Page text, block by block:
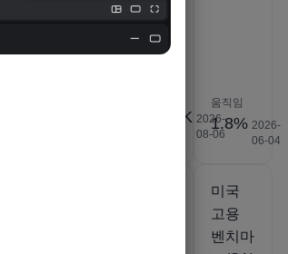
주 평
균
(SA)
198.75K 2026-
08-06
움직임
1.8% 2026-
06-04
미국
고용
벤치마